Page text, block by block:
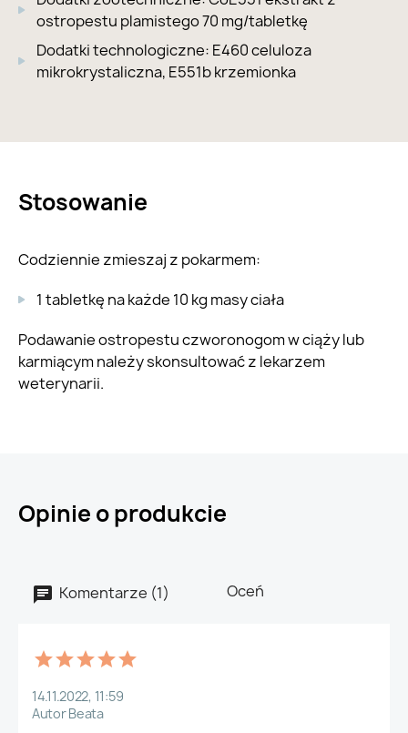
ostropestu plamistego 70 mg/tabletkę
Dodatki technologiczne: E460 celuloza
mikrokrystaliczna, E551b krzemionka
Stosowanie
Codziennie zmieszaj z pokarmem:
1 tabletkę na każde 10 kg masy ciała
Podawanie ostropestu czworonogom w ciąży lub
karmiącym należy skonsultować z lekarzem
weterynarii.
Opinie o produkcie
Komentarze (1) Oceń
14.11.2022, 11:59
Autor Beata